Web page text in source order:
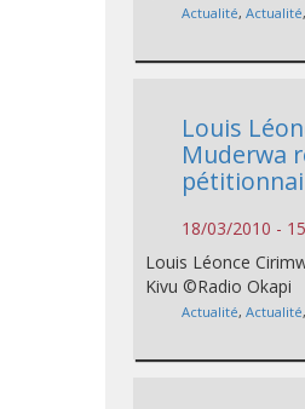
Actualité,Actualité,
Louis
Muderwa
18/03/2010 -
Louis Léonce
Kivu ©Radio Okapi
Actualité,Actualité,